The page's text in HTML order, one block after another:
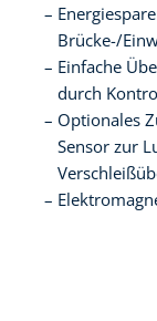
Brücke-/
Einfache
durch
Optionales
Sensor zur